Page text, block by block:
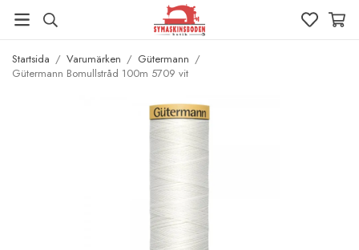
Startsida / Varumärken / Gütermann /
Gütermann Bomullstråd 100m 5709 vit